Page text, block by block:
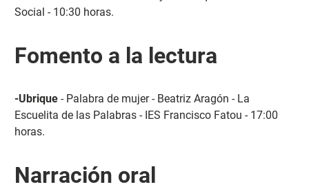
Social - 10:30 horas.
Fomento a la lectura
-Ubrique- Palabra de mujer - Beatriz Aragón - La
Escuelita de las Palabras - IES Francisco Fatou - 17:00
horas.
Narración oral